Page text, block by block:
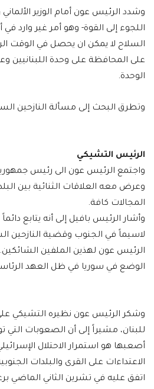
وشدد الرئيس عون أمام الوزير
اللجوء إلى القوة- وهو أمر غير وارد
السلاح لا يمكن ان يحصل في الوقت
على المحافظة على وحدة اللبنانيين
الوحدة.
وتطرق البحث إلى مسألة النازحين
الرئيس التشيكي
واجتمع الرئيس عون الى رئيس
وعرض معه العلاقات الثنائية بين
المجالات كافة.
وأشار الرئيس بافيل إلى أنه يتابع
لاسيماً في الجنوب وقضية النازحين
الرئيس عون لهذين الملفين
الوضع في سوريا في ظل العهد
وشكر الرئيس عون نظيره التشيكي
للبنان، مشيراً إلى أن الصعوبات التي
أصعبها هو استمرار الاحتلال
الاعتداءات على القرى والبلدات
اتفق عليه في تشرين الثاني الماضي